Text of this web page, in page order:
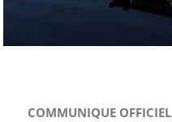
COMMUNIQUE OFFICIEL